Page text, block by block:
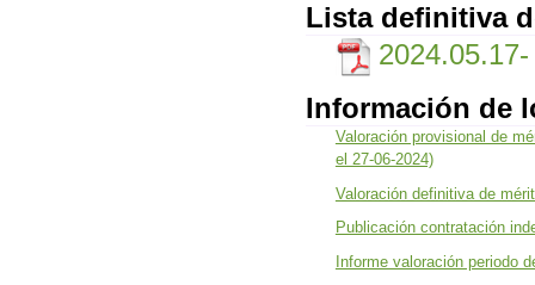
Lista definitiva
Información de
Valoración provisional de
el 27-06-2024)
Valoración definitiva de
Publicación contratación
Informe valoración periodo